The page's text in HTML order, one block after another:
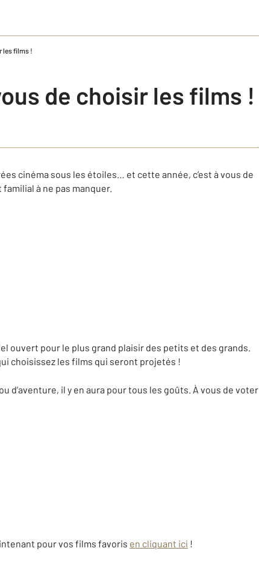
les films !
de choisir les films !
cinéma sous les étoiles… et cette année, c’est à vous de
à ne pas manquer.
ouvert pour le plus grand plaisir des petits et des grands.
choisissez les films qui seront projetés !
d’aventure, il y en aura pour tous les goûts. À vous de voter
pour vos films favoris en cliquant ici !